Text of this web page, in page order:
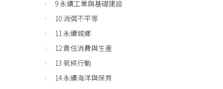
9 永續工業與基礎建設
10 消弭不平等
11 永續城鄉
12 責任消費與生產
13 氣候行動
14 永續海洋與保育